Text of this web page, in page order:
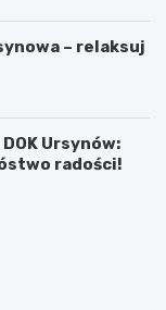
– relaksuj
Ursynów:
radości!